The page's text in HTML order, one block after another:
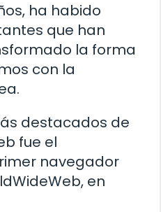
ha habido
que han
la forma
con la
destacados de
fue el
navegador
en